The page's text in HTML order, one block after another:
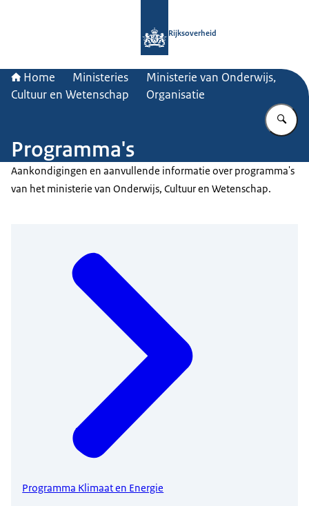
Rijksoverheid
Home Ministeries
Ministerie van Onderwijs,
Cultuur en Wetenschap
Organisatie
Programma's
Aankondigingen en aanvullende informatie over programma's
van het ministerie van Onderwijs, Cultuur en Wetenschap.
Programma Klimaat en Energie